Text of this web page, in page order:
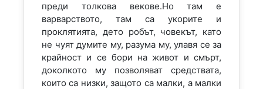
преди толкова векове.Но там е
варварството, там са укорите и
проклятията, дето робът, човекът, като
не чуят думите му, разума му, улавя се за
крайност и се бори на живот и смърт,
доколкото му позволяват средствата,
които са низки, защото са малки, а малки